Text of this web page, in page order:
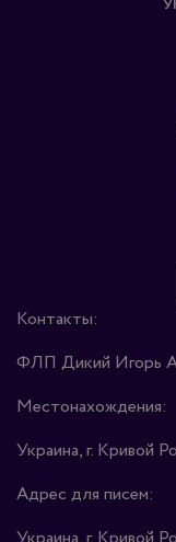
Контакты:
ФЛП Дикий Игорь
Местонахождения:
Украина, г. Кривой
Адрес для писем: